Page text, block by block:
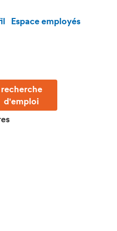
Espace employés